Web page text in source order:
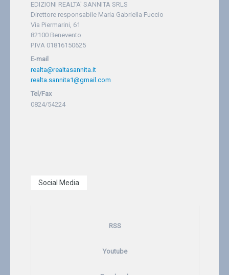
EDIZIONI REALTA' SANNITA SRLS
Direttore responsabile Maria Gabriella Fuccio
Via Piermarini, 61
82100 Benevento
P.IVA 01816150625
E-mail
realta@realtasannita.it
realta.sannita1@gmail.com
Tel/Fax
0824/54224
Social Media
RSS
Youtube